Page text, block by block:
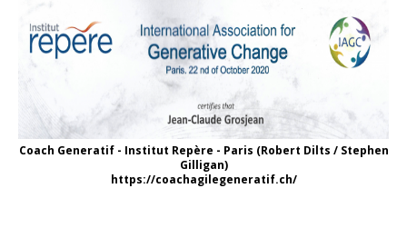
Coach Generatif - Institut Repère - Paris (Robert Dilts / Stephen
Gilligan)
https://coachagilegeneratif.ch/